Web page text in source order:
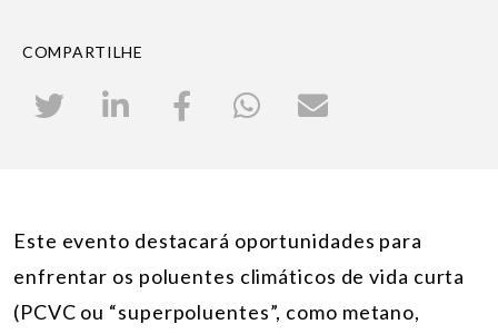
COMPARTILHE
Este evento destacará oportunidades para
enfrentar os poluentes climáticos de vida curta
(PCVC ou “superpoluentes”, como metano,